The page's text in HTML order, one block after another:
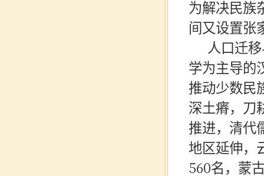
为解决民族
间又设置张
人口迁
学为主导的
推动少数民
深土瘠，刀
推进，清代
地区延伸，
560名，蒙